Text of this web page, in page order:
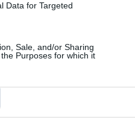
Data for Targeted
Sale, and/or Sharing
Purposes for which it
να έχουμε στο